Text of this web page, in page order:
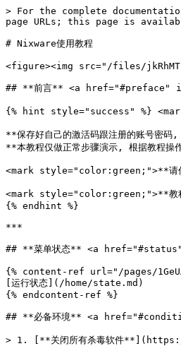
> For the complete
page URLs; this page is
# Nixware使用教程
<figure><img src="/files/
## **前言** <a href="#preface"
{% hint style="success" %}
**保存好自己的激活码跟注册的账号密
**本教程仅做正常步骤演示, 根据教程操
<mark style="color:green;">**请仔
<mark style="color:green;">**教程
{% endhint %}
***
## **菜单状态** <a
{% content-ref url="/pages/
[运行状态](/home/state.md)
{% endcontent-ref %}
## **必备环境** <a
> 1. [**关闭所有杀毒软件